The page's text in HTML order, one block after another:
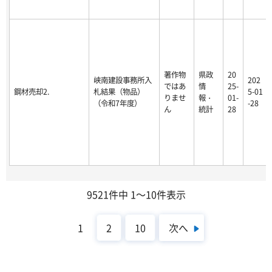
鋼材売却2.
峡南建設事務所入
札結果（物品）
（令和7年度）
著作物
ではあ
りませ
ん
県政
情
報・
統計
20
25-
01-
28
202
5-01
-28
9521件中 1～10件表示
1 2 10 次へ